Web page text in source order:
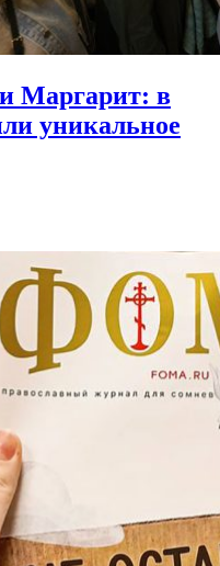
Маргарит: в
уникальное